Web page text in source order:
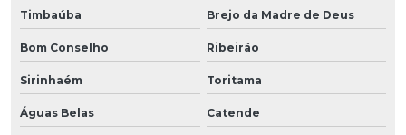
Timbaúba Brejo da Madre de Deus
Bom Conselho Ribeirão
Sirinhaém Toritama
Águas Belas Catende